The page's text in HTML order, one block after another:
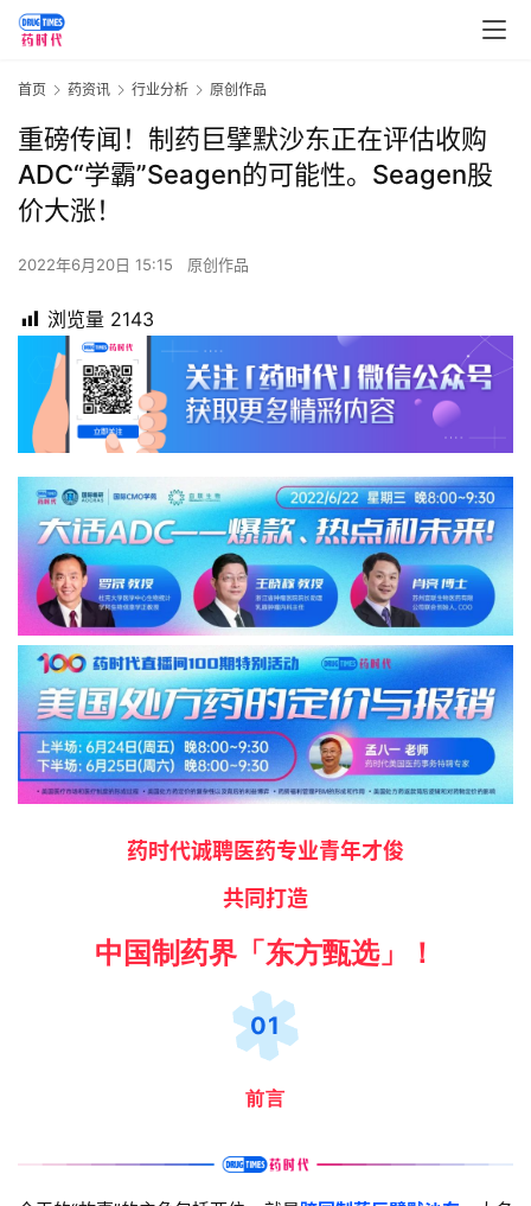
首页 药资讯 行业分析 原创作品
重磅传闻！制药巨擘默沙东正在评估收购
ADC“学霸”Seagen的可能性。Seagen股
价大涨！
2022年6月20日 15:15 原创作品
浏览量 2143
药时代诚聘医药专业青年才俊
共同打造
中国制药界「东方甄选」！
01
前言